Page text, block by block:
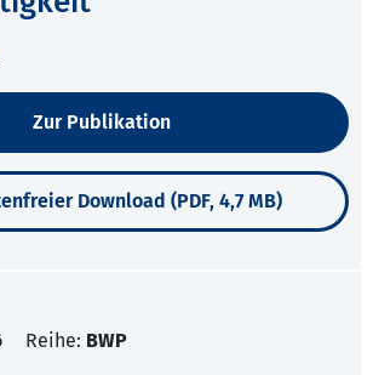
Zur Publikation
Download (PDF, 4,7 MB)
Reihe: BWP